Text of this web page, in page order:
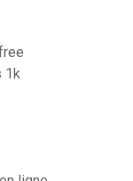
1k